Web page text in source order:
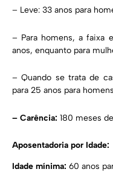
– Leve: 33 anos para
– Para homens, a faixa
anos, enquanto para
– Quando se trata de
para 25 anos para
– Carência: 180 meses
Aposentadoria por Idade:
Idade mínima: 60 anos